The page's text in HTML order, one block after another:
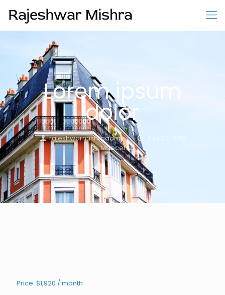
Lorem ipsum
dolor
rajeshwarmishraadmin
Maecenas
Price: $1,920 / month